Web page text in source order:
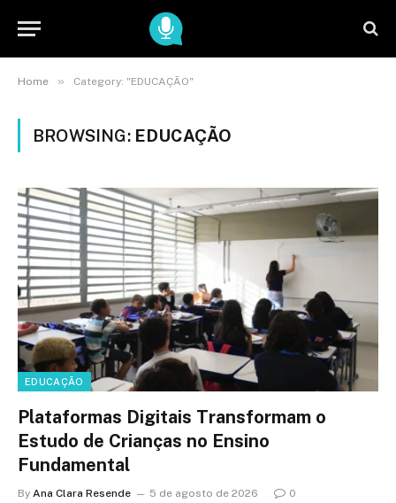
Home » Category: "EDUCAÇÃO"
BROWSING: EDUCAÇÃO
EDUCAÇÃO
Plataformas Digitais Transformam o
Estudo de Crianças no Ensino
Fundamental
By Ana Clara Resende 5 de agosto de 2026 0